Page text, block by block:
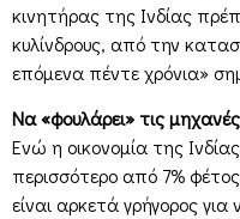
κινητήρας της Ινδίας
κυλίνδρους, από την
επόμενα πέντε χρόνια»
Να «φουλάρει» τις
Ενώ η οικονομία της
περισσότερο από 7%
είναι αρκετά γρήγορος για